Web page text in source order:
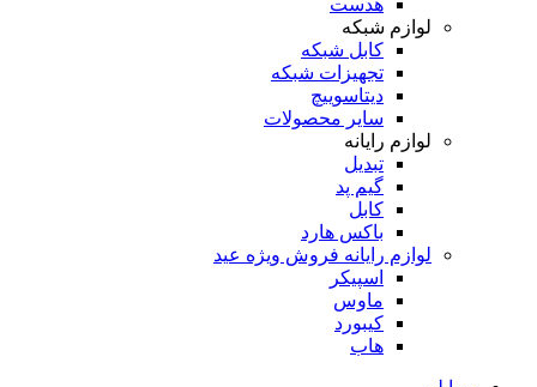
لوازم شبکه
کابل شبکه
تجهیزات شبکه
دیتاسوییچ
سایر محصولات
لوازم رایانه
تبدیل
گیم پد
کابل
باکس هارد
لوازم رایانه فروش ویژه عید
اسپیکر
ماوس
کیبورد
هاب